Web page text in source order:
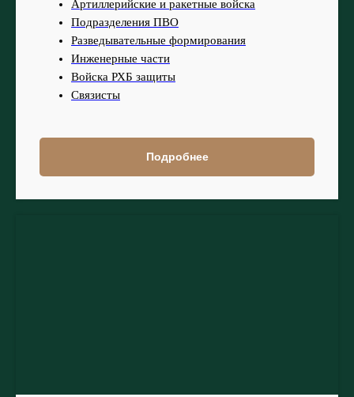
Артиллерийские и ракетные войска
Подразделения ПВО
Разведывательные формирования
Инженерные части
Войска РХБ защиты
Связисты
Подробнее